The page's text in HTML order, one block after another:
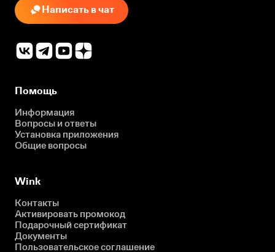
Написать в чат
Помощь
Информация
Вопросы и ответы
Установка приложения
Общие вопросы
Wink
Контакты
Активировать промокод
Подарочный сертификат
Документы
Пользовательское соглашение